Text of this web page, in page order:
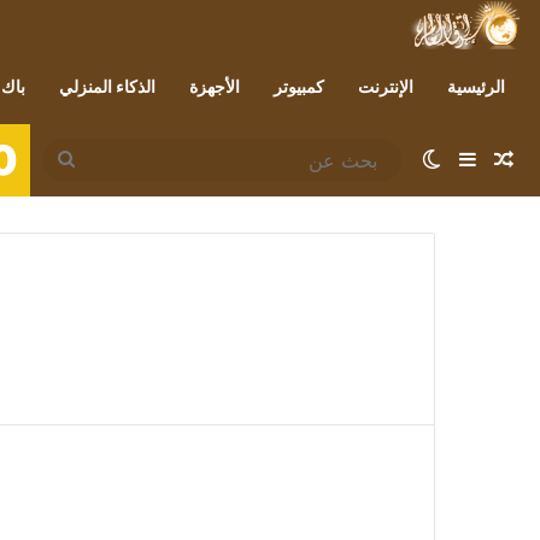
الرئيسية الإنترنت كمبيوتر الأجهزة الذكاء المنزلي
مقال عشوائي
إضافة عمود جانبي
الوضع المظلم
بحث
عن